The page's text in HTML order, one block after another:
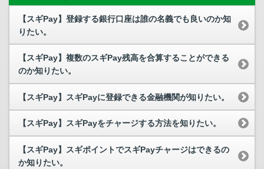
【スギPay】登録する銀行口座は誰の名義でも良いのか知
りたい。
【スギPay】複数のスギPay残高を合算することができる
のか知りたい。
【スギPay】スギPayに登録できる金融機関が知りたい。
【スギPay】スギPayをチャージする方法を知りたい。
【スギPay】スギポイントでスギPayチャージはできるの
か知りたい。